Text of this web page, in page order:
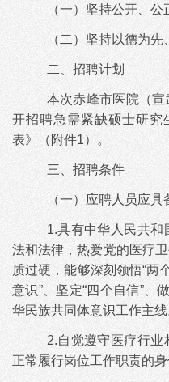
（一）坚持公开、公
（二）坚持以德为先
二、招聘计划
本次赤峰市医院（
开招聘急需紧缺硕士研究
表》（附件1）。
三、招聘条件
（一）应聘人员应具
1.具有中华人民共
法和法律，热爱党的医疗
质过硬，能够深刻领悟“两
意识”、坚定“四个自信”、
华民族共同体意识工作主线
2.自觉遵守医疗行
正常履行岗位工作职责的身